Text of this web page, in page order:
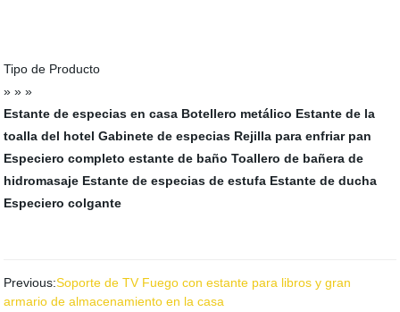
Tipo de Producto
» » »
Estante de especias en casa Botellero metálico Estante de la
toalla del hotel Gabinete de especias Rejilla para enfriar pan
Especiero completo estante de baño Toallero de bañera de
hidromasaje Estante de especias de estufa Estante de ducha
Especiero colgante
Previous:Soporte de TV Fuego con estante para libros y gran
armario de almacenamiento en la casa